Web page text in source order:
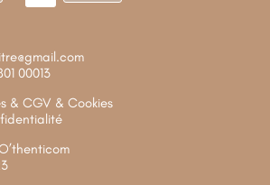
00013
& CGV & Cookies